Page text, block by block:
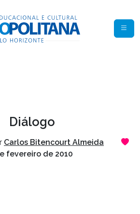
Diálogo
Carlos Bitencourt Almeida
fevereiro de 2010